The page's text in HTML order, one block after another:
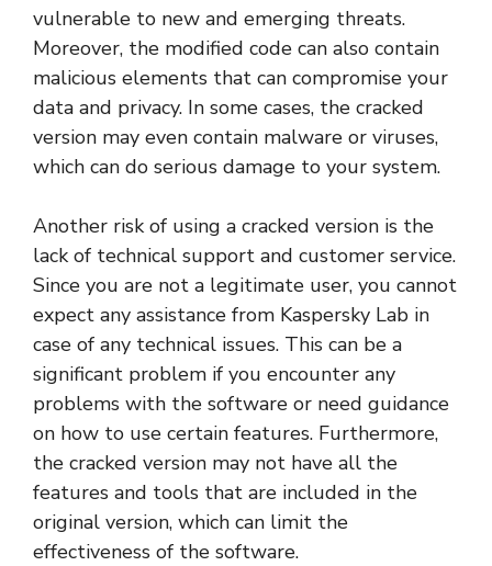
vulnerable to new and emerging threats.
Moreover, the modified code can also contain
malicious elements that can compromise your
data and privacy. In some cases, the cracked
version may even contain malware or viruses,
which can do serious damage to your system.
Another risk of using a cracked version is the
lack of technical support and customer service.
Since you are not a legitimate user, you cannot
expect any assistance from Kaspersky Lab in
case of any technical issues. This can be a
significant problem if you encounter any
problems with the software or need guidance
on how to use certain features. Furthermore,
the cracked version may not have all the
features and tools that are included in the
original version, which can limit the
effectiveness of the software.